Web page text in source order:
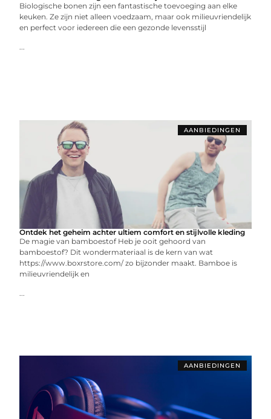
Biologische bonen zijn een fantastische toevoeging aan elke
keuken. Ze zijn niet alleen voedzaam, maar ook milieuvriendelijk
en perfect voor iedereen die een gezonde levensstijl
...
AANBIEDINGEN
Ontdek het geheim achter ultiem comfort en stijlvolle kleding
De magie van bamboestof Heb je ooit gehoord van
bamboestof? Dit wondermateriaal is de kern van wat
https://www.boxrstore.com/ zo bijzonder maakt. Bamboe is
milieuvriendelijk en
...
AANBIEDINGEN